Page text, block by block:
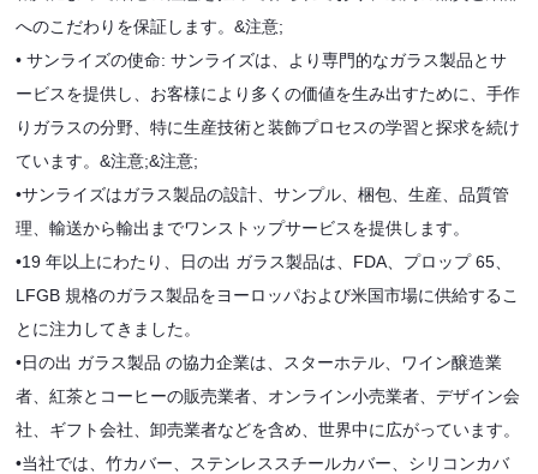
へのこだわりを保証します。&注意;
• サンライズの使命: サンライズは、より専門的なガラス製品とサ
ービスを提供し、お客様により多くの価値を生み出すために、手作
りガラスの分野、特に生産技術と装飾プロセスの学習と探求を続け
ています。&注意;&注意;
•サンライズはガラス製品の設計、サンプル、梱包、生産、品質管
理、輸送から輸出までワンストップサービスを提供します。
•19 年以上にわたり、日の出 ガラス製品は、FDA、プロップ 65、
LFGB 規格のガラス製品をヨーロッパおよび米国市場に供給するこ
とに注力してきました。
•日の出 ガラス製品 の協力企業は、スターホテル、ワイン醸造業
者、紅茶とコーヒーの販売業者、オンライン小売業者、デザイン会
社、ギフト会社、卸売業者などを含め、世界中に広がっています。
•当社では、竹カバー、ステンレススチールカバー、シリコンカバ